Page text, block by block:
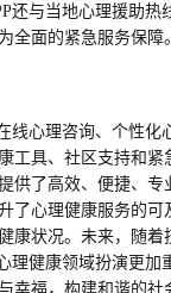
还与当地心理援助热
全面的紧急服务保障。
线心理咨询、个性化
工具、社区支持和紧
供了高效、便捷、专
了心理健康服务的可
康状况。未来，随着
理健康领域扮演更加
幸福，构建和谐的社